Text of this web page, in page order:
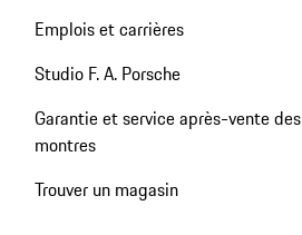
Emplois et carrières
Studio F. A. Porsche
Garantie et service après-vente des
montres
Trouver un magasin